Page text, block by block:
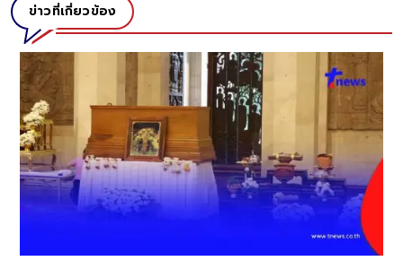
ข่าวที่เกี่ยวข้อง